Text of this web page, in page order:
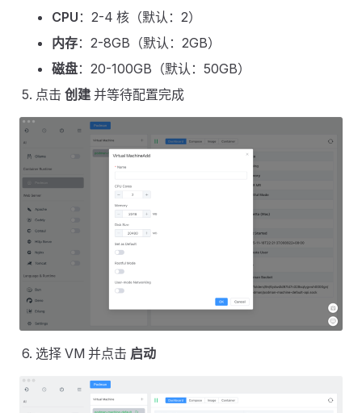
CPU ：2-4 核（默认：2）
内存：2-8GB（默认：2GB）
磁盘：20-100GB（默认：50GB）
点击 创建 并等待配置完成
选择 VM 并点击 启动